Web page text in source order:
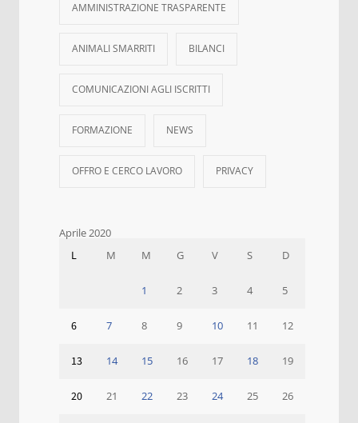
AMMINISTRAZIONE TRASPARENTE
ANIMALI SMARRITI BILANCI
COMUNICAZIONI AGLI ISCRITTI
FORMAZIONE NEWS
OFFRO E CERCO LAVORO PRIVACY
Aprile 2020
L M M G V S D
1 2 3 4 5
6 7 8 9 10 11 12
13 14 15 16 17 18 19
20 21 22 23 24 25 26